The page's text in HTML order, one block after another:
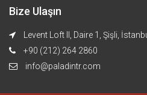
Bize Ulaşın
Levent Loft II, Daire 1, Şişli,
+90 (212) 264 2860
info@paladintr.com